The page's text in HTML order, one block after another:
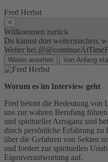
Fred Herbst
×
Willkommen zurück
Du kannst dort weitermachen,
Weiter bei
Weiter ansehen Von Anfang
Worum es im Interview geht
Fred betont die Bedeutung von
uns zur wahren Berufung
und spiritueller Arroganz und
durch persönliche Erfahrung zu
über die Gefahren von Sekten
und fordert zur spirituellen
Eigenverantwortung auf.